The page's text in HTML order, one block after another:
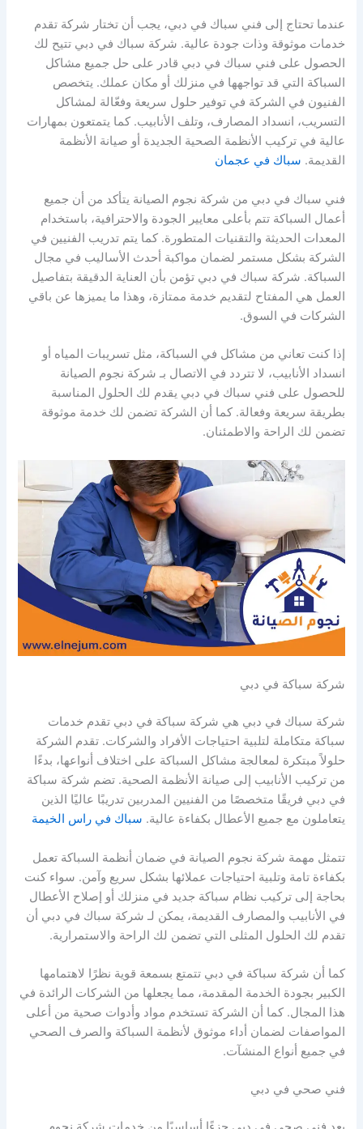
عندما تحتاج إلى فني سباك في دبي، يجب أن تختار شركة تقدم
خدمات موثوقة وذات جودة عالية. شركة سباك في دبي تتيح لك
الحصول على فني سباك في دبي قادر على حل جميع مشاكل
السباكة التي قد تواجهها في منزلك أو مكان عملك. يتخصص
الفنيون في الشركة في توفير حلول سريعة وفعّالة لمشاكل
التسريب، انسداد المصارف، وتلف الأنابيب. كما يتمتعون بمهارات
عالية في تركيب الأنظمة الصحية الجديدة أو صيانة الأنظمة
القديمة. سباك في عجمان
فني سباك في دبي من شركة نجوم الصيانة يتأكد من أن جميع
أعمال السباكة تتم بأعلى معايير الجودة والاحترافية، باستخدام
المعدات الحديثة والتقنيات المتطورة. كما يتم تدريب الفنيين في
الشركة بشكل مستمر لضمان مواكبة أحدث الأساليب في مجال
السباكة. شركة سباك في دبي تؤمن بأن العناية الدقيقة بتفاصيل
العمل هي المفتاح لتقديم خدمة ممتازة، وهذا ما يميزها عن باقي
الشركات في السوق.
إذا كنت تعاني من مشاكل في السباكة، مثل تسريبات المياه أو
انسداد الأنابيب، لا تتردد في الاتصال بـ شركة نجوم الصيانة
للحصول على فني سباك في دبي يقدم لك الحلول المناسبة
بطريقة سريعة وفعالة. كما أن الشركة تضمن لك خدمة موثوقة
تضمن لك الراحة والاطمئنان.
شركة سباكة في دبي
شركة سباك في دبي هي شركة سباكة في دبي تقدم خدمات
سباكة متكاملة لتلبية احتياجات الأفراد والشركات. تقدم الشركة
حلولاً مبتكرة لمعالجة مشاكل السباكة على اختلاف أنواعها، بدءًا
من تركيب الأنابيب إلى صيانة الأنظمة الصحية. تضم شركة سباكة
في دبي فريقًا متخصصًا من الفنيين المدربين تدريبًا عاليًا الذين
يتعاملون مع جميع الأعطال بكفاءة عالية. سباك في راس الخيمة
تتمثل مهمة شركة نجوم الصيانة في ضمان أنظمة السباكة تعمل
بكفاءة تامة وتلبية احتياجات عملائها بشكل سريع وآمن. سواء كنت
بحاجة إلى تركيب نظام سباكة جديد في منزلك أو إصلاح الأعطال
في الأنابيب والمصارف القديمة، يمكن لـ شركة سباك في دبي أن
تقدم لك الحلول المثلى التي تضمن لك الراحة والاستمرارية.
كما أن شركة سباكة في دبي تتمتع بسمعة قوية نظرًا لاهتمامها
الكبير بجودة الخدمة المقدمة، مما يجعلها من الشركات الرائدة في
هذا المجال. كما أن الشركة تستخدم مواد وأدوات صحية من أعلى
المواصفات لضمان أداء موثوق لأنظمة السباكة والصرف الصحي
في جميع أنواع المنشآت.
فني صحي في دبي